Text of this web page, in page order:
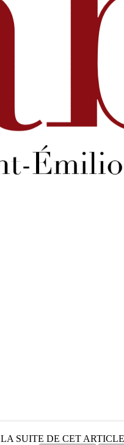
LA SUITE DE CET